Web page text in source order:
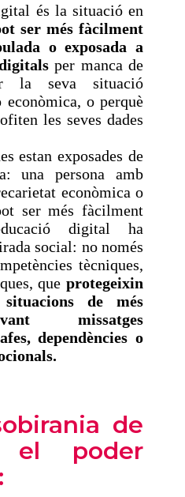
és la situació en
ser més fàcilment
o exposada a
per manca de
la seva situació
o perquè
les seves dades
estan exposades de
una persona amb
econòmica o
ser més fàcilment
digital ha
social: no només
tècniques,
que protegeixin
de més
missatges
dependències o
de
poder